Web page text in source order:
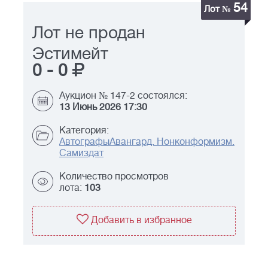
Лот № 54
Лот не продан
Эстимейт
0 - 0
Аукцион № 147-2 состоялся:
13 Июнь 2026 17:30
Категория:
АвтографыАвангард. Нонконформизм.
Самиздат
Количество просмотров
лота: 103
Добавить в избранное